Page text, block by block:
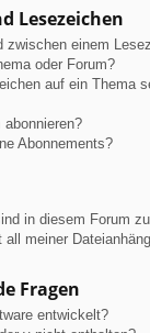
Lesezeichen
zwischen einem
oder Forum?
auf ein Thema
Abonnements?
in diesem Forum
meiner
Fragen
entwickelt?